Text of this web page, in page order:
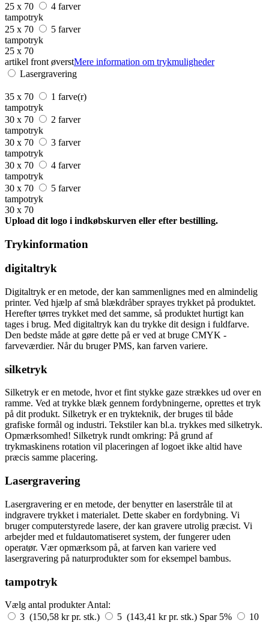
25 x 70
4 farver
tampotryk
25 x 70
5 farver
tampotryk
25 x 70
artikel front øverstMere information om trykmuligheder
Lasergravering
35 x 70
1 farve(r)
tampotryk
30 x 70
2 farver
tampotryk
30 x 70
3 farver
tampotryk
30 x 70
4 farver
tampotryk
30 x 70
5 farver
tampotryk
30 x 70
Upload dit logo i indkøbskurven eller efter bestilling.
Trykinformation
digitaltryk
Digitaltryk er en metode, der kan sammenlignes med en almindelig
printer. Ved hjælp af små blækdråber sprayes trykket på produktet.
Herefter tørres trykket med det samme, så produktet hurtigt kan
tages i brug. Med digitaltryk kan du trykke dit design i fuldfarve.
Den bedste måde at gøre dette på er ved at bruge CMYK -
farveværdier. Når du bruger PMS, kan farven variere.
silketryk
Silketryk er en metode, hvor et fint stykke gaze strækkes ud over en
ramme. Ved at trykke blæk gennem fordybningerne, oprettes et tryk
på dit produkt. Silketryk er en trykteknik, der bruges til både
grafiske formål og industri. Tekstiler kan bl.a. trykkes med silketryk.
Opmærksomhed! Silketryk rundt omkring: På grund af
trykmaskinens rotation vil placeringen af logoet ikke altid have
præcis samme placering.
Lasergravering
Lasergravering er en metode, der benytter en laserstråle til at
indgravere trykket i materialet. Dette skaber en fordybning. Vi
bruger computerstyrede lasere, der kan gravere utrolig præcist. Vi
arbejder med et fuldautomatiseret system, der fungerer uden
operatør. Vær opmærksom på, at farven kan variere ved
lasergravering på naturprodukter som for eksempel bambus.
tampotryk
Vælg antal produkter Antal:
3 (150,58 kr pr. stk.)
5 (143,41 kr pr. stk.) Spar 5%
10